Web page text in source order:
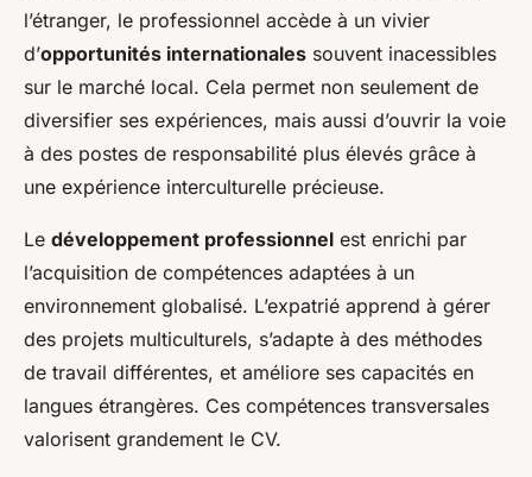
l’étranger, le professionnel accède à un vivier
d’opportunités internationales souvent inacessibles
sur le marché local. Cela permet non seulement de
diversifier ses expériences, mais aussi d’ouvrir la voie
à des postes de responsabilité plus élevés grâce à
une expérience interculturelle précieuse.
Le développement professionnel est enrichi par
l’acquisition de compétences adaptées à un
environnement globalisé. L’expatrié apprend à gérer
des projets multiculturels, s’adapte à des méthodes
de travail différentes, et améliore ses capacités en
langues étrangères. Ces compétences transversales
valorisent grandement le CV.